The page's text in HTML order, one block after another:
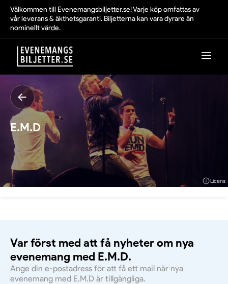
Välkommen till Evenemangsbiljetter.se! Varje köp omfattas av
vår leverans & äkthetsgaranti. Biljetterna kan vara dyrare än
nominellt värde.
E.M.D
Licens
Var först med att få nyheter om nya
evenemang med E.M.D.
Ange din e-postadress för att få ett mail när nya
evenemang med E.M.D är tillgängliga.